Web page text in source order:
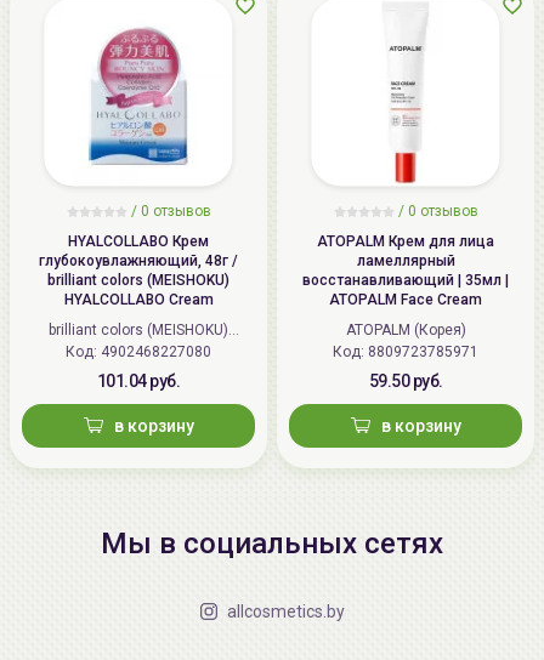
/ 0 отзывов
HYALCOLLABO Крем
глубокоувлажняющий, 48г /
brilliant colors (MEISHOKU)
HYALCOLLABO Cream
brilliant colors (MEISHOKU)
(Япония)
Код: 4902468227080
101.04 руб.
в корзину
/ 0 отзывов
ATOPALM Крем для лица
ламеллярный
восстанавливающий | 35мл |
ATOPALM Face Cream
ATOPALM (Корея)
Код: 8809723785971
59.50 руб.
в корзину
Мы в социальных сетях
allcosmetics.by